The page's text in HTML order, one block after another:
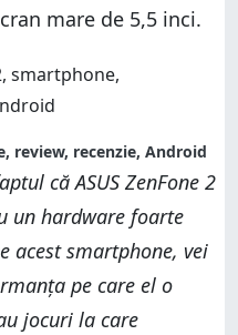
mare de 5,5 inci.
review, recenzie, Android
că ASUS ZenFone 2
un hardware foarte
acest smartphone, vei
pe care el o
jocuri la care